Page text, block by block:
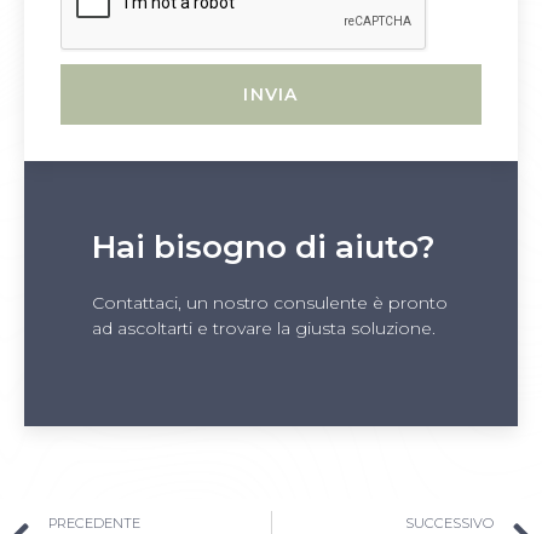
Hai bisogno di aiuto?
Contattaci, un nostro consulente è pronto
ad ascoltarti e trovare la giusta soluzione.
INVIA
PRECEDENTE SUCCESSIVO